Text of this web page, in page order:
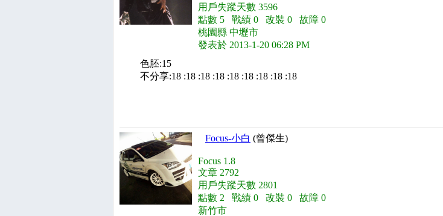
用戶失蹤天數 3596
點數 5 戰績 0 改裝 0 故障 0
桃園縣 中壢市
發表於 2013-1-20 06:28 PM
色胚:15
不分享:18 :18 :18 :18 :18 :18 :18 :18 :18
Focus-小白 (曾傑生)
Focus 1.8
文章 2792
用戶失蹤天數 2801
點數 2 戰績 0 改裝 0 故障 0
新竹市